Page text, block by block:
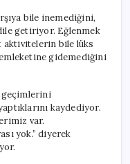
bile inemediğini,
getiriyor. Eğlenmek
aktivitelerin bile lüks
gidemediğini
geçimlerini
kaydediyor.
var.
yok.” diyerek